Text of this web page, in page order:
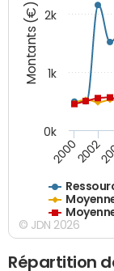
Montants (€)
20002002
0k
1k
2k
© JDN 2026
Répartition